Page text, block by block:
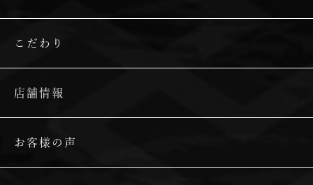
こだわり
店舗情報
お客様の声